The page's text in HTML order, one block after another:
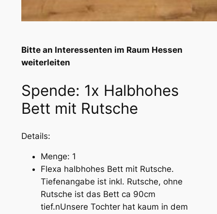
Bitte an Interessenten im Raum Hessen
weiterleiten
Spende: 1x Halbhohes
Bett mit Rutsche
Details:
Menge: 1
Flexa halbhohes Bett mit Rutsche.
Tiefenangabe ist inkl. Rutsche, ohne
Rutsche ist das Bett ca 90cm
tief.nUnsere Tochter hat kaum in dem